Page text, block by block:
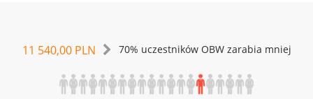
11 540,00 PLN 70% uczestników OBW zarabia mniej